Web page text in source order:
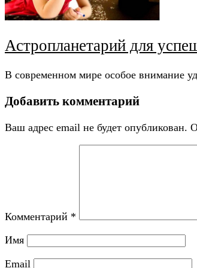
Астропланетарий для
В современном мире особое внимание
Добавить комментарий
Ваш адрес email не будет опубликован.
Комментарий *
Имя
Email